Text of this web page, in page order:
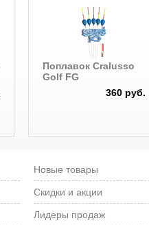
Поплавок Cralusso
Golf FG
360 руб.
Новые товары
Скидки и акции
Лидеры продаж